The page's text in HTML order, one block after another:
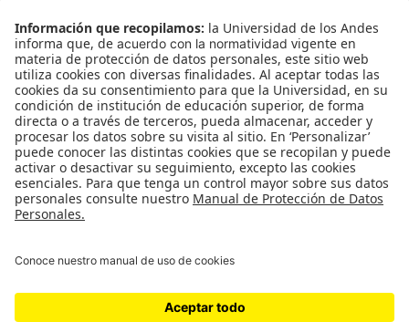
CONTÁCTANOS
cerosetenta@uniandes.edu.co
BOGOTÁ, COLOMBIA
NEWSLETTER